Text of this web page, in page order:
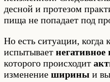
десной и протезом
пища не попадает под
Но есть ситуации, когда
испытывает негативное
которого происходит
изменение ширины и